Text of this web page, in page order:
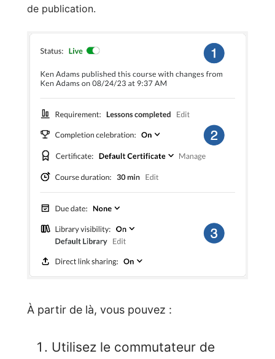
de publication.
À partir de là, vous pouvez :
Utilisez le commutateur de